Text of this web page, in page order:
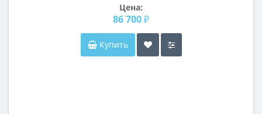
Цена:
86 700 ₽
Купить